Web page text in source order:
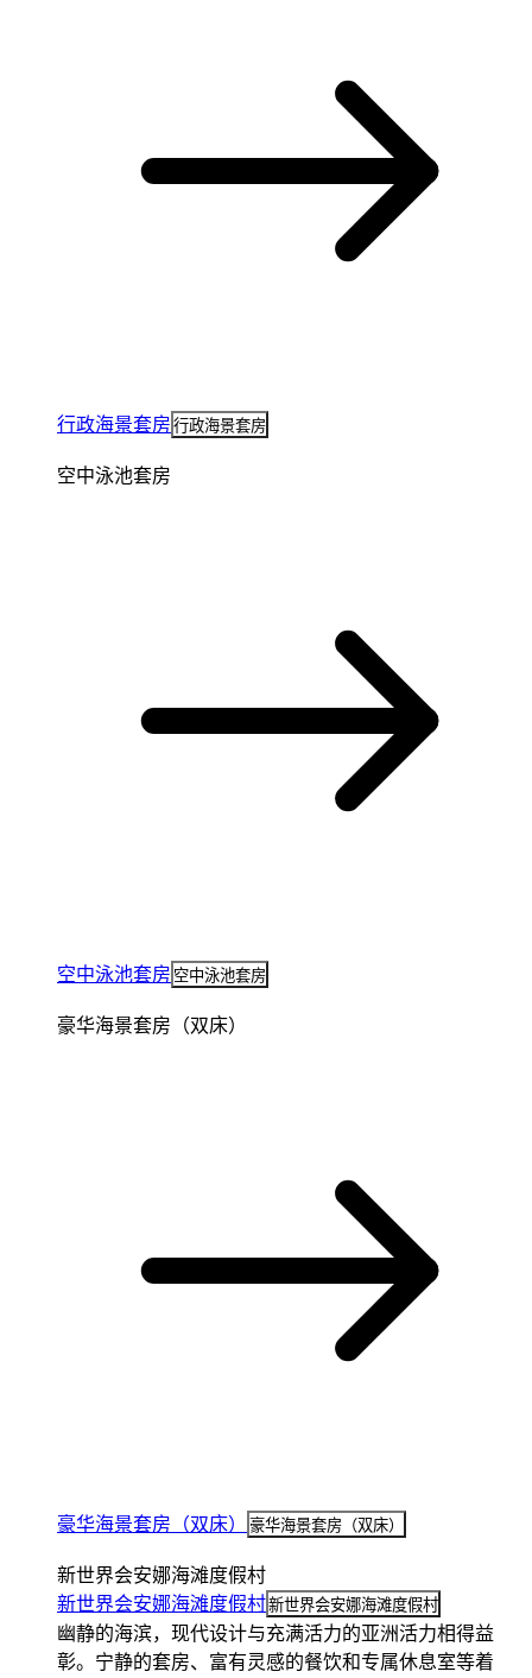
行政海景套房 行政海景套房
空中泳池套房
空中泳池套房 空中泳池套房
豪华海景套房（双床）
豪华海景套房（双床） 豪华海景套房（双床）
新世界会安娜海滩度假村
新世界会安娜海滩度假村新世界会安娜海滩度假村
幽静的海滨，现代设计与充满活力的亚洲活力相得益
彰。宁静的套房、富有灵感的餐饮和专属休息室等着